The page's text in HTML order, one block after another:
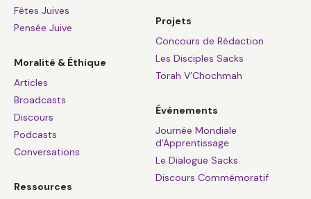
Fêtes Juives
Pensée Juive
Moralité & Éthique
Articles
Broadcasts
Discours
Podcasts
Conversations
Ressources
Projets
Concours de Rédaction
Les Disciples Sacks
Torah V’Chochmah
Événements
Journée Mondiale
d'Apprentissage
Le Dialogue Sacks
Discours Commémoratif